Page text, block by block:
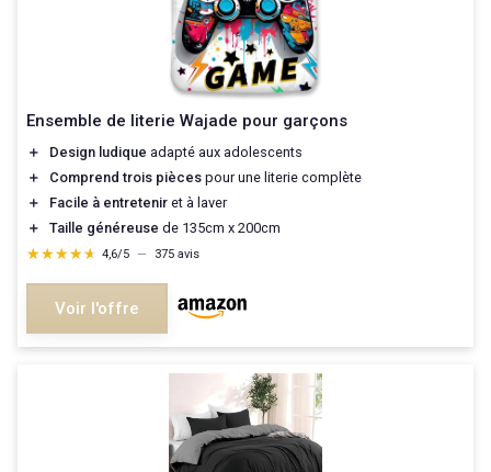
Ensemble de literie Wajade pour garçons
＋ Design ludique adapté aux adolescents
＋
Comprend trois pièces pour une literie complète
＋
Facile à entretenir et à laver
＋
Taille généreuse de 135cm x 200cm
★★★★★
★★★★★ 4,6/5 — 375 avis
Voir l'offre